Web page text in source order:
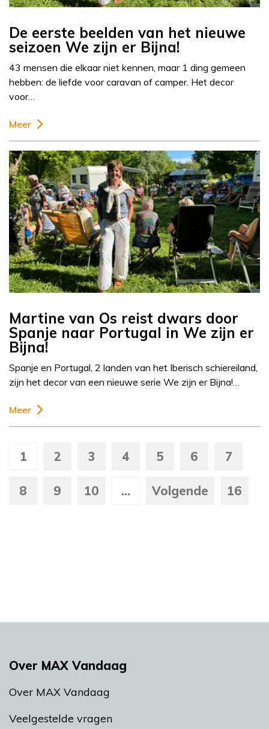
De eerste beelden van het nieuwe
seizoen We zijn er Bijna!
43 mensen die elkaar niet kennen, maar 1 ding gemeen
hebben: de liefde voor caravan of camper. Het decor
voor…
Meer
Martine van Os reist dwars door
Spanje naar Portugal in We zijn er
Bijna!
Spanje en Portugal, 2 landen van het Iberisch schiereiland,
zijn het decor van een nieuwe serie We zijn er Bijna!…
Meer
1 2 3 4 5 6 7
8 9 10 ... Volgende 16
Over MAX Vandaag
Over MAX Vandaag
Veelgestelde vragen